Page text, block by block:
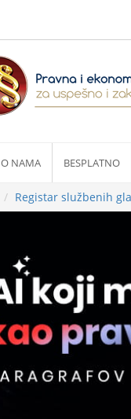
O NAMA BESPLATNO
Registar službenih